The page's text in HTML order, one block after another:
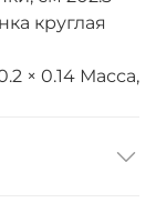
круглая
× 0.14 Масса,